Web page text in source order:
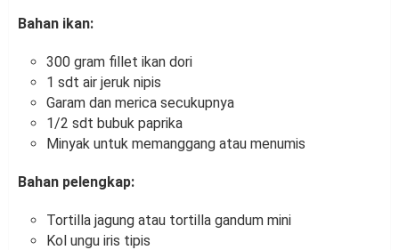
Bahan ikan:
300 gram fillet ikan dori
1 sdt air jeruk nipis
Garam dan merica secukupnya
1/2 sdt bubuk paprika
Minyak untuk memanggang atau menumis
Bahan pelengkap:
Tortilla jagung atau tortilla gandum mini
Kol ungu iris tipis